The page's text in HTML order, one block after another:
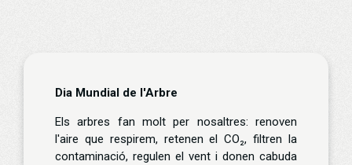
Dia Mundial de l'Arbre
Els arbres fan molt per nosaltres: renoven
l'aire que respirem, retenen el CO₂, filtren la
contaminació, regulen el vent i donen cabuda